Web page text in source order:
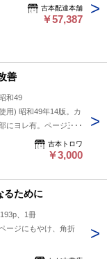
古本配達本舗
￥57,387
善
和49
用) 昭和49年14版。カ
にヨレ有。ページ三方
ーライン有。本体にユ
品をお求めのお客様は
古本トロワ
￥3,000
るために
、1冊
ージにもやけ、角折